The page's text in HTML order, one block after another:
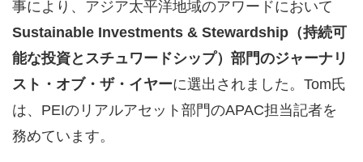
事により、アジア太平洋地域のアワードにおいて
Sustainable Investments & Stewardship（持続可
能な投資とスチュワードシップ）部門のジャーナリ
スト・オブ・ザ・イヤーに選出されました。Tom氏
は、PEIのリアルアセット部門のAPAC担当記者を
務めています。